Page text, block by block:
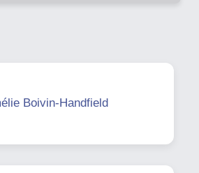
Boivin-Handfield